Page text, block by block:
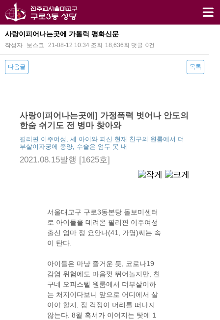
사랑이피어나는곳에 가톨릭 평화신문
작성자 보스코 21-08-12 10:34 조회 18,636회 댓글 0건
다음글 목록
사랑이피어나는곳에] 가정폭력 벗어나 안도의
한숨 쉬기도 전 병마 찾아와
필리핀 이주여성, 세 아이와 피신 현재 친구의 원룸에서 더
부살이자궁에 종양, 수술은 엄두 못 내
2021.08.15발행 [1625호]
서울대교구 구로3동본당 돌보미센터
로 아이들을 데려온 필리핀 이주여성
출신 엄마 정 요안나(41, 가명)씨는 속
이 탄다.
아이들은 마냥 즐거운 듯, 코로나19
감염 위험에도 마음껏 뛰어놀지만, 친
구네 오피스텔 원룸에서 더부살이하
는 처지이다보니 앞으로 어디에서 살
아야 할지, 집 걱정이 머리를 떠나지
않는다. 8월 혹서가 이어지는 탓에 1